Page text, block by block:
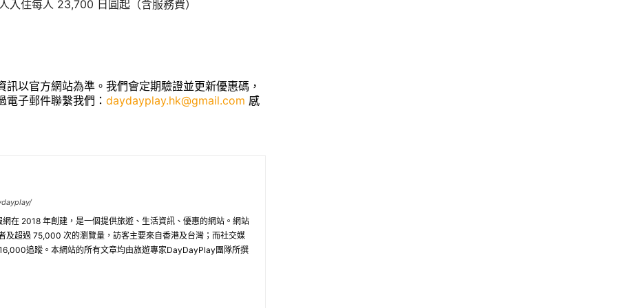
住每人 23,700 日圓起（含服務費）
以官方網站為準。我們會定期驗證並更新優惠碼，
子郵件聯繫我們： daydayplay.hk@gmail.com 感
在 2018 年創建，是一個提供旅遊、生活資訊、優惠的網站。網站
及超過 75,000 次的瀏覽量，訪客主要來自香港及台灣；而社交媒
追蹤。本網站的所有文章均由旅遊專家DayDayPlay團隊所撰